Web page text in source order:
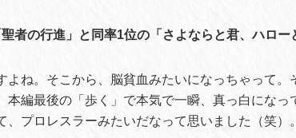
者の行進」と同率1位の「さよならと君、ハロ
よね。そこから、脳貧血みたいになっちゃって。
本編最後の「歩く」で本気で一瞬、真っ白になっ
、プロレスラーみたいだなって思いました（笑）。